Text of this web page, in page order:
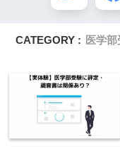
CATEGORY : 医学